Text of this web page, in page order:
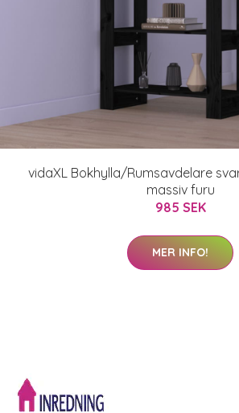
vidaXL Bokhylla/Rumsavdelare
massiv furu
985 SEK
MER INFO!